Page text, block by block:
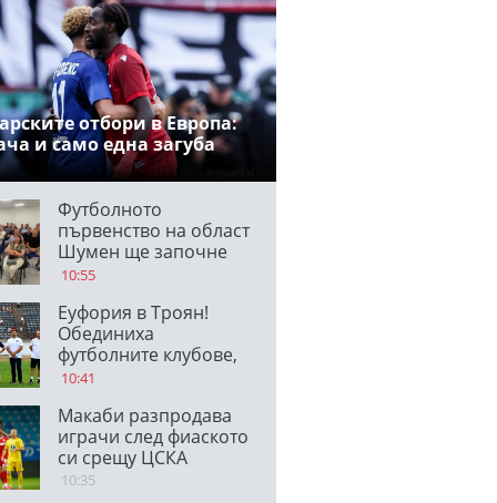
отбори в Европа:
и само една загуба
Футболното
първенство на област
Шумен ще започне
през септември
10:55
Еуфория в Троян!
Обединиха
футболните клубове,
Мартин Кушев
Чавдар
10:41
Макаби разпродава
играчи след фиаското
си срещу ЦСКА
10:35